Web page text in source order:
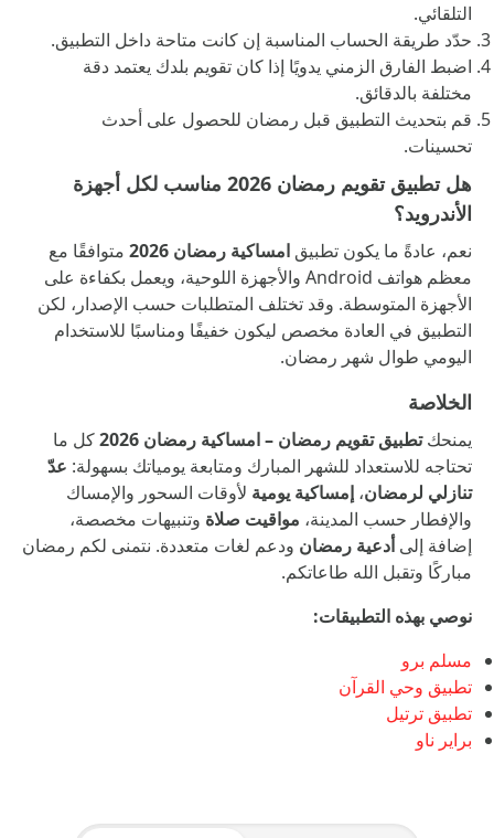
التلقائي.
حدّد طريقة الحساب المناسبة إن كانت متاحة داخل التطبيق.
اضبط الفارق الزمني يدويًا إذا كان تقويم بلدك يعتمد دقة
مختلفة بالدقائق.
قم بتحديث التطبيق قبل رمضان للحصول على أحدث
تحسينات.
هل تطبيق تقويم رمضان 2026 مناسب لكل أجهزة
الأندرويد؟
نعم، عادةً ما يكون تطبيق امساكية رمضان 2026
متوافقًا مع
معظم هواتف Android والأجهزة اللوحية، ويعمل بكفاءة على
الأجهزة المتوسطة. وقد تختلف المتطلبات حسب الإصدار، لكن
التطبيق في العادة مخصص ليكون خفيفًا ومناسبًا للاستخدام
اليومي طوال شهر رمضان.
الخلاصة
يمنحكتطبيق تقويم رمضان – امساكية رمضان 2026
كل ما
تحتاجه للاستعداد للشهر المبارك ومتابعة يومياتك بسهولة: عدّ
تنازلي لرمضان، إمساكية يومية لأوقات السحور والإمساك
والإفطار حسب المدينة، مواقيت صلاة وتنبيهات مخصصة،
إضافة إلىأدعية رمضان ودعم لغات متعددة. نتمنى لكم رمضان
مباركًا وتقبل الله طاعاتكم.
نوصي بهذه التطبيقات:
مسلم برو
تطبيق وحي القرآن
تطبيق ترتيل
براير ناو